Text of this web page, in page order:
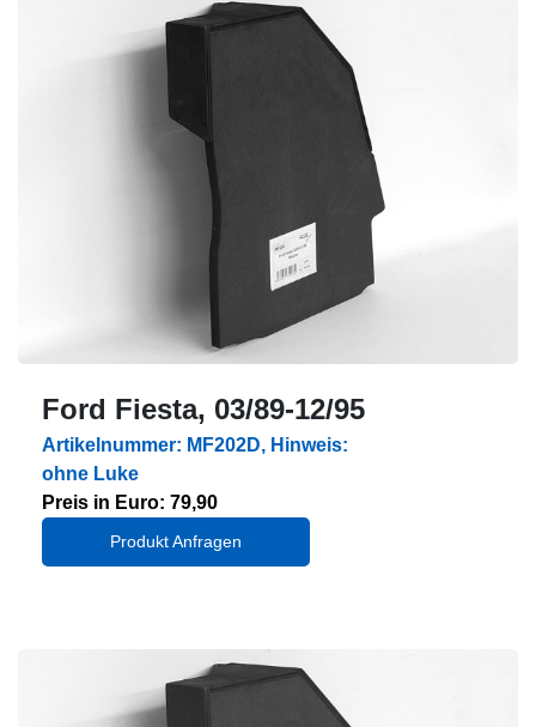
Ford Fiesta, 03/89-12/95
Artikelnummer: MF202D, Hinweis:
ohne Luke
Preis in Euro: 79,90
Produkt Anfragen